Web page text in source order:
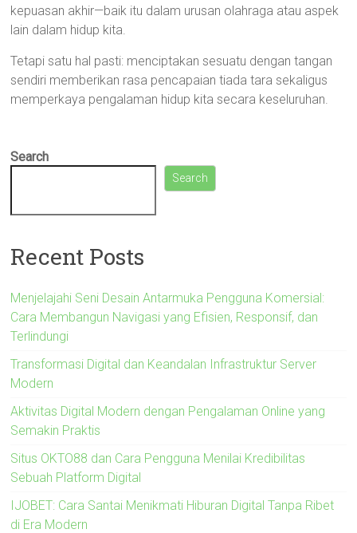
kepuasan akhir—baik itu dalam urusan olahraga atau aspek
lain dalam hidup kita.
Tetapi satu hal pasti: menciptakan sesuatu dengan tangan
sendiri memberikan rasa pencapaian tiada tara sekaligus
memperkaya pengalaman hidup kita secara keseluruhan.
Search
Search
Recent Posts
Menjelajahi Seni Desain Antarmuka Pengguna Komersial:
Cara Membangun Navigasi yang Efisien, Responsif, dan
Terlindungi
Transformasi Digital dan Keandalan Infrastruktur Server
Modern
Aktivitas Digital Modern dengan Pengalaman Online yang
Semakin Praktis
Situs OKTO88 dan Cara Pengguna Menilai Kredibilitas
Sebuah Platform Digital
IJOBET: Cara Santai Menikmati Hiburan Digital Tanpa Ribet
di Era Modern